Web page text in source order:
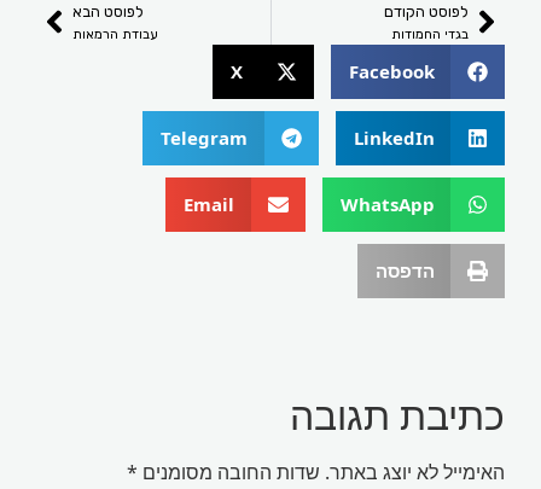
לפוסט הקודם
בגדי החמודות
לפוסט הבא
עבודת הרמאות
Facebook
X
LinkedIn
Telegram
WhatsApp
Email
הדפסה
תגובה
לא יוצג באתר.שדות החובה מסומנים*